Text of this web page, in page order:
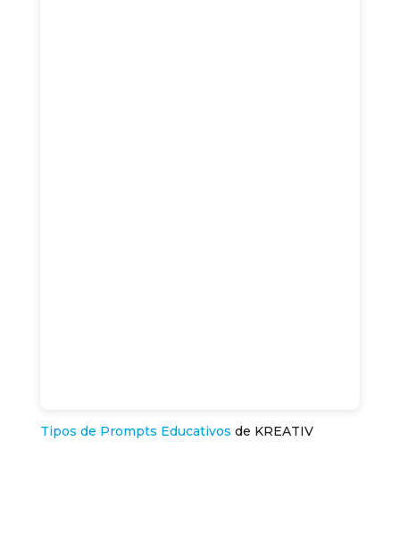
Tipos de Prompts Educativos de KREATIV